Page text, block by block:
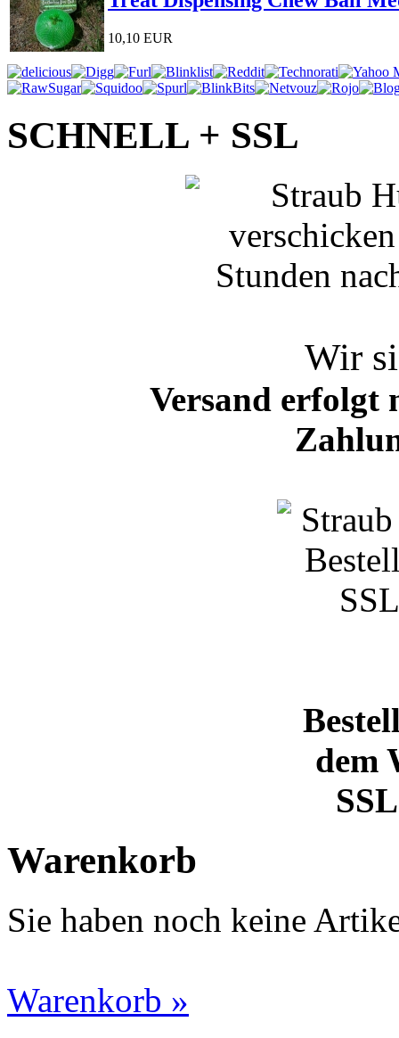
10,10 EUR
SCHNELL + SSL
Wir
Versand erfolgt
dem
Warenkorb
Sie haben noch keine
Warenkorb »